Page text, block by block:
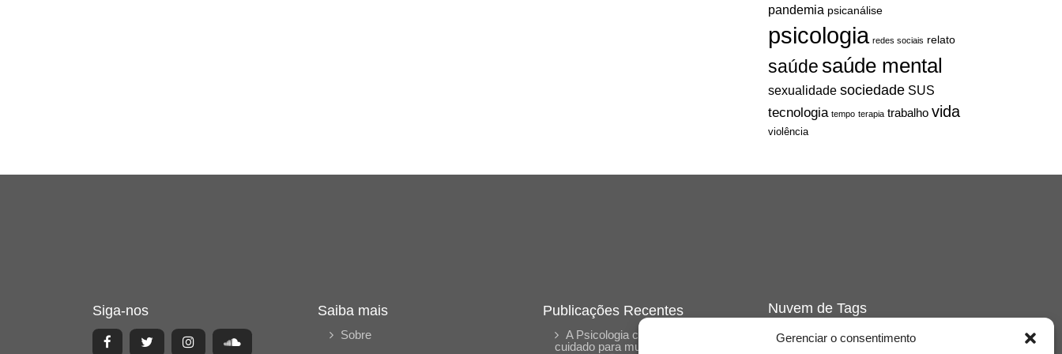
Gerenciar o consentimento
pandemia psicanálise
psicologia redes sociais relato
saúdesaúde mental
sexualidade sociedade SUS
tecnologia tempo terapia trabalho vida
violência
Siga-nos Saiba mais
Sobre
Publicações Recentes
A Psicologia como espaço de
cuidado para mulheres: (En)Cena
Nuvem de Tags
amor ansiedade arte caos CAPS